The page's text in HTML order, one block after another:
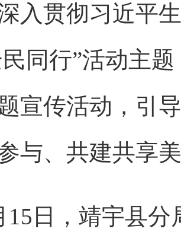
贯彻习近平生
同行”活动主
宣传活动，引
与、共建共享
，靖宇县分